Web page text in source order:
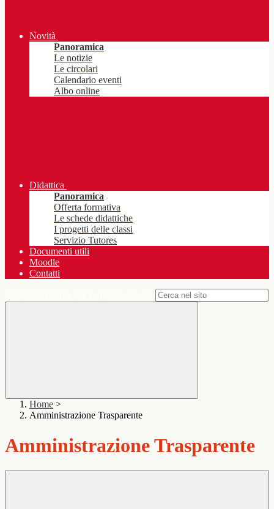
Novità
Panoramica
Le notizie
Le circolari
Calendario eventi
Albo online
Didattica
Panoramica
Offerta formativa
Le schede didattiche
I progetti delle classi
Servizio Tutores
Documenti utili
Moodle
Contatti
Home >
Amministrazione Trasparente
Amministrazione Trasparente